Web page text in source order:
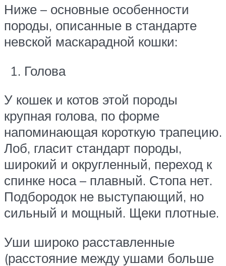
Ниже – основные особенности
породы, описанные в стандарте
невской маскарадной кошки:
Голова
У кошек и котов этой породы
крупная голова, по форме
напоминающая короткую трапецию.
Лоб, гласит стандарт породы,
широкий и округленный, переход к
спинке носа – плавный. Стопа нет.
Подбородок не выступающий, но
сильный и мощный. Щеки плотные.
Уши широко расставленные
(расстояние между ушами больше